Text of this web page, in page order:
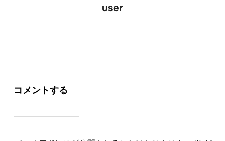
user
コメントする